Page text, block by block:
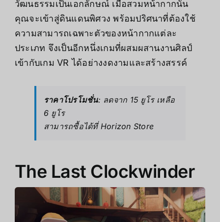
วัฒนธรรมเป็นเอกลักษณ์ เมื่อสวมหน้ากากนั้น
คุณจะเข้าสู่ดินแดนพิศวง พร้อมปริศนาที่ต้องใช้
ความสามารถเฉพาะตัวของหน้ากากแต่ละ
ประเภท จึงเป็นอีกหนึ่งเกมที่ผสมผสานงานศิลป์
เข้ากับเกม VR ได้อย่างงดงามและสร้างสรรค์
ราคาโปรโมชั่น: ลดจาก 15 ยูโร เหลือ
6 ยูโร
สามารถซื้อได้ที่ Horizon Store
The Last Clockwinder